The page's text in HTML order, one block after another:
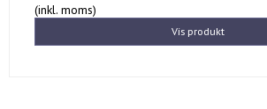
(inkl. moms)
Vis produkt